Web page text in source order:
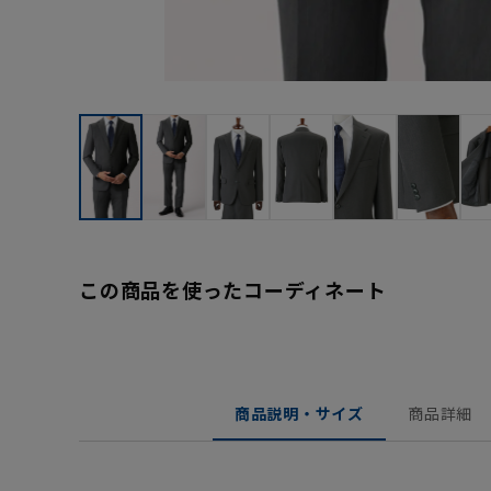
この商品を使ったコーディネート
商品説明・サイズ 商品詳細